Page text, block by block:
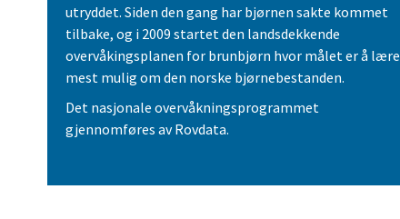
utryddet. Siden den gang har bjørnen sakte kommet
tilbake, og i 2009 startet den landsdekkende
overvåkingsplanen for brunbjørn hvor målet er å lære
mest mulig om den norske bjørnebestanden.
Det nasjonale overvåkningsprogrammet
gjennomføres av Rovdata.